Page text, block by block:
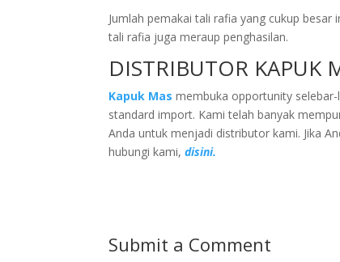
Jumlah pemakai tali rafia yang cukup
tali rafia juga meraup penghasilan.
DISTRIBUTOR KAPUK
Kapuk Mas membuka opportunity
standard import. Kami telah banyak
Anda untuk menjadi distributor kami. Jika
hubungi kami,disini.
Submit a Comment